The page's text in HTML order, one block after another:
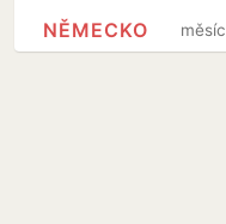
sabotáže
plynovodu Nordměsíc
NĚMECKO